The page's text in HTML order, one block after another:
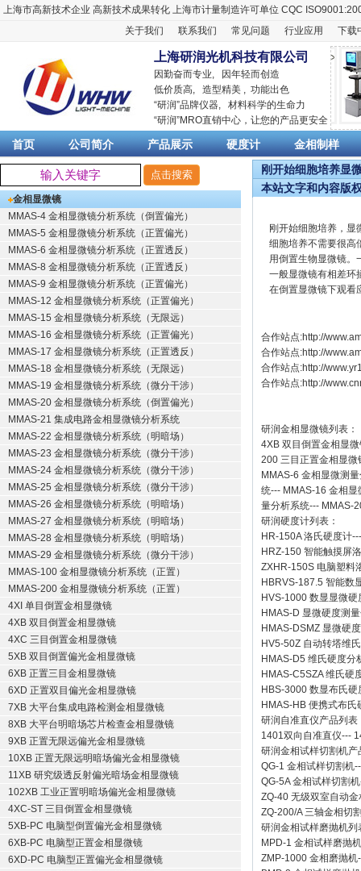
上海市高新技术企业 高新技术成果转化 上海市计量制造许可单位 CQC
关于我们
联系我们 常见问题 行业应用 下载
上海研润光机科技有限公司
因勤奋而专业, 因年轻而创造
低价质高, 造型精美 , 功能出色
“研润”品牌仪器, 材料科学的生命力
“研润”MRO直销中心，让您的产品更安全
首页 公司简介 产品展示 硬度计 金相制样
金相显微镜
MMAS-4 金相显微镜分析系统（倒置偏光）
MMAS-5 金相显微镜分析系统（正置偏光）
MMAS-6 金相显微镜分析系统（正置透反）
MMAS-8 金相显微镜分析系统（正置透反）
MMAS-9 金相显微镜分析系统（正置偏光）
MMAS-12 金相显微镜分析系统（正置偏光）
MMAS-15 金相显微镜分析系统（无限远）
MMAS-16 金相显微镜分析系统（正置偏光）
MMAS-17 金相显微镜分析系统（正置透反）
MMAS-18 金相显微镜分析系统（无限远）
MMAS-19 金相显微镜分析系统（微分干涉）
MMAS-20 金相显微镜分析系统（倒置偏光）
MMAS-21 集成电路金相显微镜分析系统
MMAS-22 金相显微镜分析系统（明暗场）
MMAS-23 金相显微镜分析系统（微分干涉）
MMAS-24 金相显微镜分析系统（微分干涉）
MMAS-25 金相显微镜分析系统（微分干涉）
MMAS-26 金相显微镜分析系统（明暗场）
MMAS-27 金相显微镜分析系统（明暗场）
MMAS-28 金相显微镜分析系统（明暗场）
MMAS-29 金相显微镜分析系统（微分干涉）
MMAS-100 金相显微镜分析系统（正置）
MMAS-200 金相显微镜分析系统（正置）
4XI 单目倒置金相显微镜
4XB 双目倒置金相显微镜
4XC 三目倒置金相显微镜
5XB 双目倒置偏光金相显微镜
6XB 正置三目金相显微镜
6XD 正置双目偏光金相显微镜
7XB 大平台集成电路检测金相显微镜
8XB 大平台明暗场芯片检查金相显微镜
9XB 正置无限远偏光金相显微镜
10XB 正置无限远明暗场偏光金相显微镜
11XB 研究级透反射偏光暗场金相显微镜
102XB 工业正置明暗场偏光金相显微镜
4XC-ST 三目倒置金相显微镜
5XB-PC 电脑型倒置偏光金相显微镜
6XB-PC 电脑型正置金相显微镜
6XD-PC 电脑型正置偏光金相显微镜
刚开始细胞培养显
本站文字和内容版
刚开始细胞培养，显
细胞培养不需要很高
用倒置生物显微镜。
一般显微镜有相差环
在倒置显微镜下观看
合作站点:http://
合作站点:http://
合作站点:http://
合作站点:http://
研润金相显微镜列表：
4XB 双目倒置金相显
200 三目正置金相显微
MMAS-6 金相显微测
统--- MMAS-16 金相显
量分析系统--- MMAS-
研润硬度计列表：
HR-150A 洛氏硬度计
HRZ-150 智能触摸屏
ZXHR-150S 电脑塑料
HBRVS-187.5 智能数
HVS-1000 数显显微硬
HMAS-D 显微硬度测
HMAS-DSMZ 显微硬
HV5-50Z 自动转塔维
HMAS-D5 维氏硬度分
HMAS-C5SZA 维氏硬
HBS-3000 数显布氏硬
HMAS-HB 便携式布氏
研润自准直仪产品列表
1401双向自准直仪---
研润金相试样切割机产
QG-1 金相试样切割机
QG-5A 金相试样切割机
ZQ-40 无级双室自动金
ZQ-200/A 三轴金相切
研润金相试样磨抛机列
MPD-1 金相试样磨抛机
ZMP-1000 金相磨抛机